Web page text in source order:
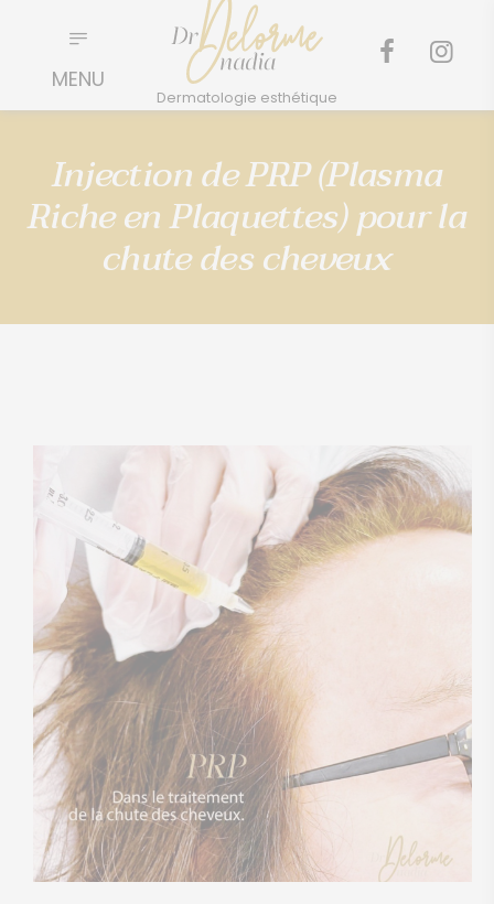
Injection de PRP (Plasma
Riche en Plaquettes) pour la
chute des cheveux